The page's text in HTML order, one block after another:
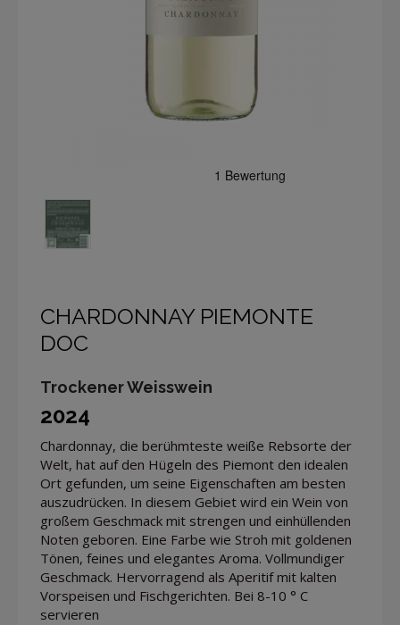
CHARDONNAY PIEMONTE
DOC
Trockener Weisswein
2024
Chardonnay, die berühmteste weiße Rebsorte der
Welt, hat auf den Hügeln des Piemont den idealen
Ort gefunden, um seine Eigenschaften am besten
auszudrücken. In diesem Gebiet wird ein Wein von
großem Geschmack mit strengen und einhüllenden
Noten geboren. Eine Farbe wie Stroh mit goldenen
Tönen, feines und elegantes Aroma. Vollmundiger
Geschmack. Hervorragend als Aperitif mit kalten
Vorspeisen und Fischgerichten. Bei 8-10 ° C
servieren